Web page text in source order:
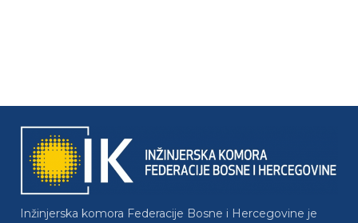
Inžinjerska komora Federacije Bosne i Hercegovine je